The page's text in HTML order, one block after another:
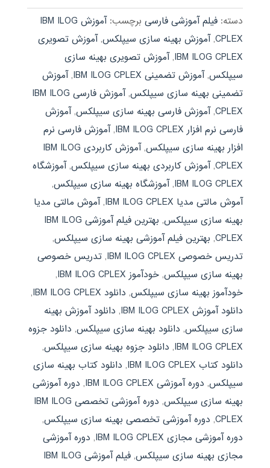
دسته: فیلم آموزشی فارسی برچسب:
آموزش IBM ILOG
CPLEX
,آموزش بهینه سازی سیپلکس,آموزش تصویری
IBM ILOG CPLEX
,آموزش تصویری بهینه سازی
سیپلکس,آموزش تضمینی IBM ILOG CPLEX ,آموزش
تضمینی بهینه سازی سیپلکس,
آموزش فارسی IBM ILOG
CPLEX
,آموزش فارسی بهینه سازی سیپلکس,آموزش
فارسی نرم افزار IBM ILOG CPLEX
,آموزش فارسی نرم
افزار بهینه سازی سیپلکس,
آموزش کاربردی IBM ILOG
CPLEX
,آموزش کاربردی بهینه سازی سیپلکس,آموزشگاه
IBM ILOG CPLEX
,آموزشگاه بهینه سازی سیپلکس,
آموش مالتی مدیا IBM ILOG CPLEX
,آموش مالتی مدیا
بهینه سازی سیپلکس,
بهترین فیلم آموزشی IBM ILOG
CPLEX
, بهترین فیلم آموزشی بهینه سازی سیپلکس,
تدریس خصوصی IBM ILOG CPLEX
, تدریس خصوصی
بهینه سازی سیپلکس, خودآموز IBM ILOG CPLEX
,
خودآموز بهینه سازی سیپلکس, دانلود IBM ILOG CPLEX
,
دانلود آموزش IBM ILOG CPLEX
, دانلود آموزش بهینه
سازی سیپلکس, دانلود بهینه سازی سیپلکس, دانلود جزوه
IBM ILOG CPLEX
, دانلود جزوه بهینه سازی سیپلکس,
دانلود کتاب IBM ILOG CPLEX
, دانلود کتاب بهینه سازی
سیپلکس, دوره آموزشی IBM ILOG CPLEX , دوره آموزشی
بهینه سازی سیپلکس,
دوره آموزشی تخصصی IBM ILOG
CPLEX
, دوره آموزشی تخصصی بهینه سازی سیپلکس,
دوره آموزشی مجازی IBM ILOG CPLEX
, دوره آموزشی
مجازی بهینه سازی سیپلکس,
فیلم آموزشی IBM ILOG